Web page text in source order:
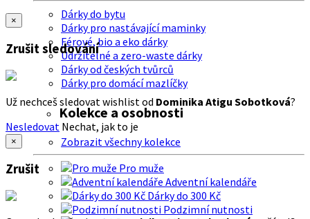
Dárky do bytu
Dárky pro nastávající maminky
Férové, bio a eko dárky
Udržitelné a zero-waste dárky
Dárky od českých tvůrců
Dárky pro domácí mazlíčky
Kolekce a osobnosti
Zobrazit všechny kolekce
Pro muže
Adventní kalendáře
Dárky do 300 Kč
Podzimní nutnosti
×
Zrušit sledování
Už nechceš sledovat wishlist od Dominika Atigu Sobotková?
Nesledovat Nechat, jak to je
×
Zrušit